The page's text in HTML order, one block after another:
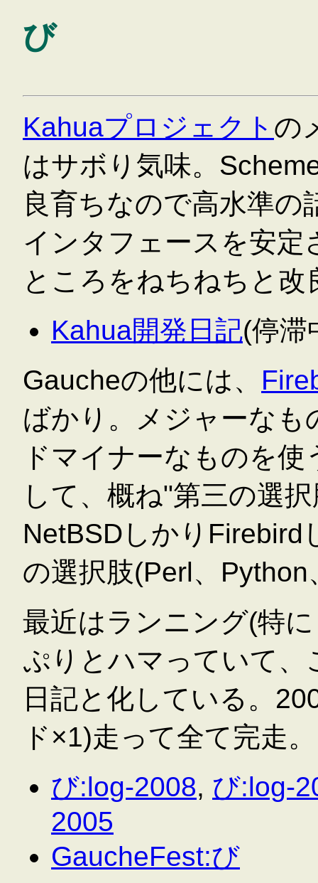
び
Kahuaプロジェクト の
はサボり気味。
良育ちなので高水準の
インタフェースを安定
ところをねちねちと改
Kahua開発日記(停滞
Gaucheの他には、
ばかり。メジャーな
ドマイナーなものを
して、概ね"第三の選
NetBSDしかりFirebird
の選択肢(Perl、
最近はランニング(特
ぷりとハマっていて
日記と化している。
ド×1)走って全て完走。
び:log-2008, び:log-
2005
GaucheFest:び